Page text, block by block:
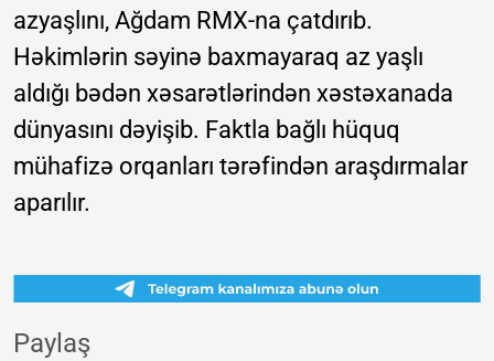
azyaşlını, Ağdam RMX-na çatdırıb.
Həkimlərin səyinə baxmayaraq az yaşlı
aldığı bədən xəsarətlərindən xəstəxanada
dünyasını dəyişib. Faktla bağlı hüquq
mühafizə orqanları tərəfindən araşdırmalar
aparılır.
Paylaş